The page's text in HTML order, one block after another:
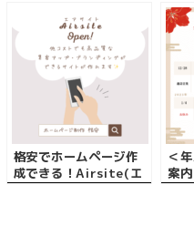
格安でホームページ作
成できる！Airsite(エ
＜
案